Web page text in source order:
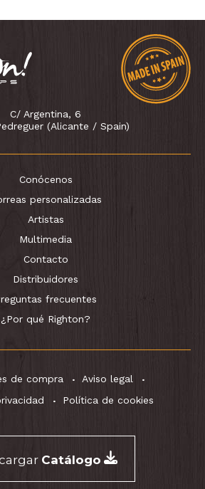
C/ Argentina, 6
(Alicante / Spain)
Conócenos
personalizadas
Artistas
Multimedia
Contacto
Distribuidores
frecuentes
¿Por qué Righton?
de compra
Aviso legal
Política de cookies
Catálogo